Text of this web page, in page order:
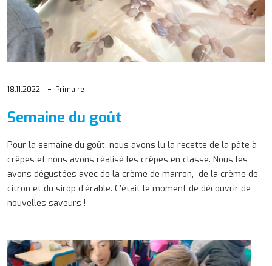
18.11.2022 Primaire
Semaine du goût
Pour la semaine du goût, nous avons lu la recette de la pâte à
crêpes et nous avons réalisé les crêpes en classe. Nous les
avons dégustées avec de la crème de marron, de la crème de
citron et du sirop d’érable. C’était le moment de découvrir de
nouvelles saveurs !